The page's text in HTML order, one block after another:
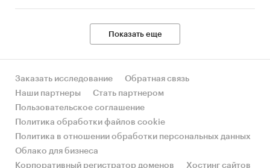
Показать еще
Заказать исследование
Обратная связь
Наши партнеры
Стать партнером
Пользовательское соглашение
Политика обработки файлов cookie
Политика в отношении обработки персональных данных
Облако для бизнеса
Корпоративный регистратор доменов
Хостинг сайтов